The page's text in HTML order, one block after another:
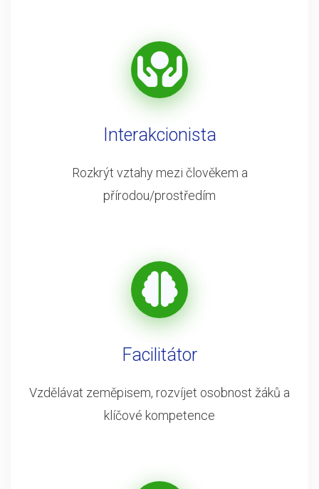
Interakcionista
Rozkrýt vztahy mezi člověkem a
přírodou/prostředím
Facilitátor
Vzdělávat zeměpisem, rozvíjet osobnost žáků a
klíčové kompetence